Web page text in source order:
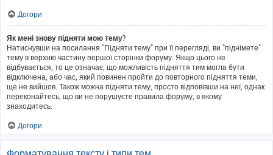
Догори
Як мені знову підняти мою тему?
Натиснувши на посилання "Підняти тему" при її перегляді, ви "піднімете"
тему в верхню частину першої сторінки форуму. Якщо цього не
відбувається, то це означає, що можливість підняття тим могла бути
відключена, або час, який повинен пройти до повторного підняття теми,
ще не вийшов. Також можна підняти тему, просто відповівши на неї, однак
переконайтесь, що ви не порушуєте правила форуму, в якому
знаходитесь.
Догори